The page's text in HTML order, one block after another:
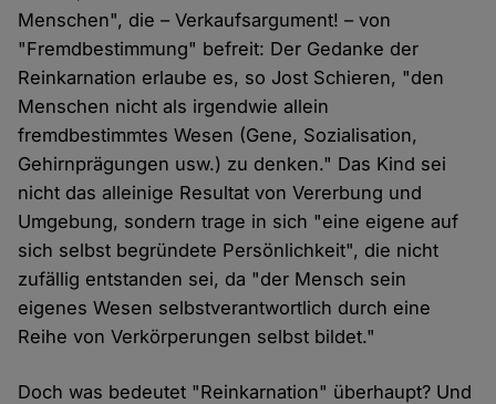
Menschen", die – Verkaufsargument! – von
"Fremdbestimmung" befreit: Der Gedanke der
Reinkarnation erlaube es, so Jost Schieren, "den
Menschen nicht als irgendwie allein
fremdbestimmtes Wesen (Gene, Sozialisation,
Gehirnprägungen usw.) zu denken." Das Kind sei
nicht das alleinige Resultat von Vererbung und
Umgebung, sondern trage in sich "eine eigene auf
sich selbst begründete Persönlichkeit", die nicht
zufällig entstanden sei, da "der Mensch sein
eigenes Wesen selbstverantwortlich durch eine
Reihe von Verkörperungen selbst bildet."
Doch was bedeutet "Reinkarnation" überhaupt? Und